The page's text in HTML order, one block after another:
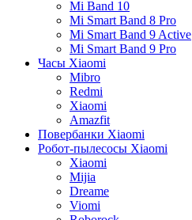
Mi Band 10
Mi Smart Band 8 Pro
Mi Smart Band 9 Active
Mi Smart Band 9 Pro
Часы Xiaomi
Mibro
Redmi
Xiaomi
Amazfit
Повербанки Xiaomi
Робот-пылесосы Xiaomi
Xiaomi
Mijia
Dreame
Viomi